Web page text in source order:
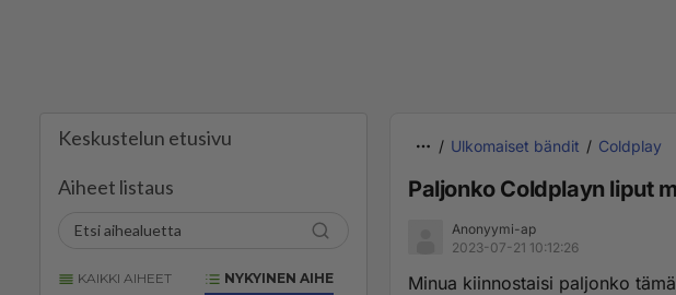
Keskustelun etusivu
Aiheet listaus
KAIKKI AIHEET NYKYINEN AIHE
Ulkomaiset bändit Coldplay
Paljonko Coldplayn liput
Anonyymi-ap
2023-07-21 10:12:26
Minua kiinnostaisi paljonko